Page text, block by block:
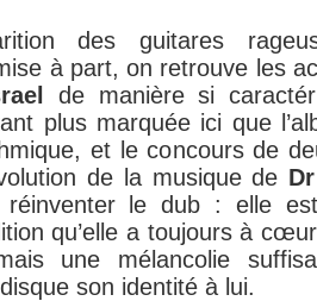
des guitares
à part, on retrouve les
de manière si
plus marquée ici que
et le concours de
de la musique de
réinventer le dub : elle
qu’elle a toujours à
une mélancolie
son identité à lui.